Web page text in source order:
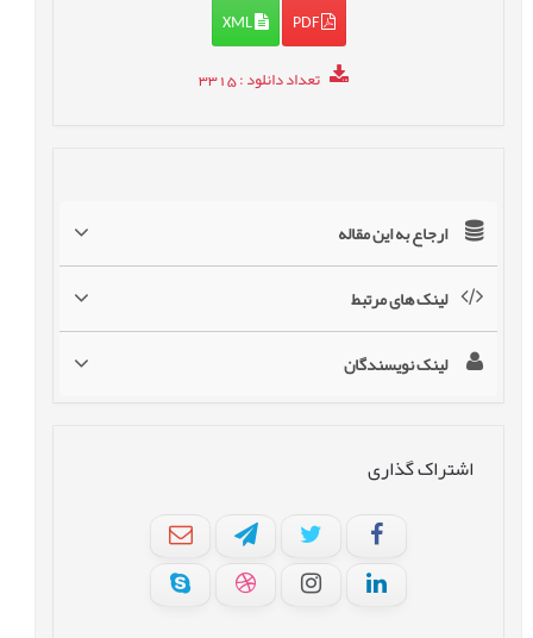
PDF
XML
تعداد دانلود: 3315
ارجاع به این مقاله
لینک های مرتبط
لینک نویسندگان
اشتراک گذاری